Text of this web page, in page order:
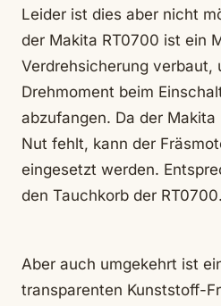
Leider ist dies aber nicht
der Makita RT0700 ist ein
Verdrehsicherung verbaut,
Drehmoment beim
abzufangen. Da der
Nut fehlt, kann der
eingesetzt werden.
den Tauchkorb der RT0700.
Aber auch umgekehrt ist
transparenten Kunststoff-